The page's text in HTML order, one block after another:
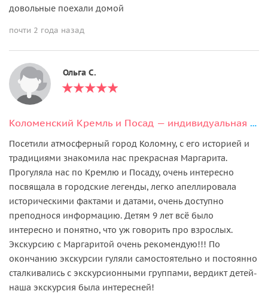
довольные поехали домой
почти 2 года назад
Ольга С.
Коломенский Кремль и Посад — индивидуальная экскурсия
Посетили атмосферный город Коломну, с его историей и
традициями знакомила нас прекрасная Маргарита.
Прогуляла нас по Кремлю и Посаду, очень интересно
посвящала в городские легенды, легко апеллировала
историческими фактами и датами, очень доступно
преподнося информацию. Детям 9 лет всё было
интересно и понятно, что уж говорить про взрослых.
Экскурсию с Маргаритой очень рекомендую!!! По
окончанию экскурсии гуляли самостоятельно и постоянно
сталкивались с экскурсионными группами, вердикт детей-
наша экскурсия была интересней!